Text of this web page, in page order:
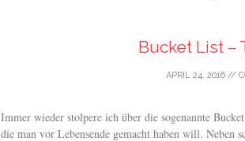
Bucket List –
APRIL 24, 2016 //
Immer wieder stolpere ich über die sogenannte
die man vor Lebensende gemacht haben will. Neben